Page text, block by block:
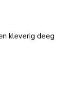
kleverig deeg